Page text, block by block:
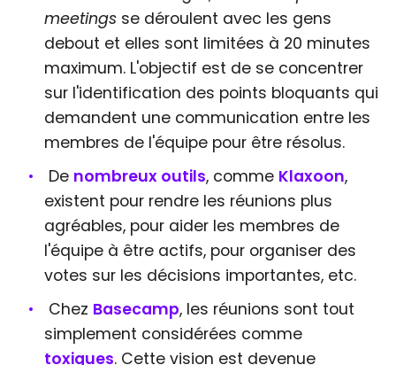
meetings se déroulent avec les gens
debout et elles sont limitées à 20 minutes
maximum. L'objectif est de se concentrer
sur l'identification des points bloquants qui
demandent une communication entre les
membres de l'équipe pour être résolus.
De nombreux outils, comme Klaxoon,
existent pour rendre les réunions plus
agréables, pour aider les membres de
l'équipe à être actifs, pour organiser des
votes sur les décisions importantes, etc.
Chez Basecamp, les réunions sont tout
simplement considérées comme
toxiques. Cette vision est devenue